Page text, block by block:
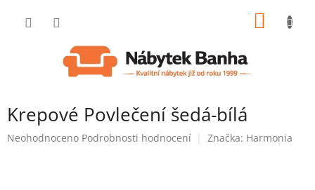
Krepové Povlečení šedá-bílá
Průměrné
Neohodnoceno Podrobnosti hodnocení Značka: Harmonia